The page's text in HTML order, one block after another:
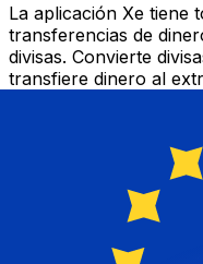
La aplicación Xe tiene
transferencias de
divisas. Convierte
transfiere dinero al